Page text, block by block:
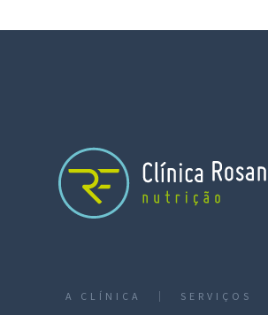
A CLÍNICA SERVIÇOS